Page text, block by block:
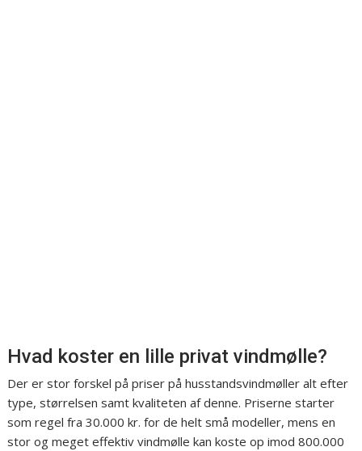
Hvad koster en lille privat vindmølle?
Der er stor forskel på priser på husstandsvindmøller alt efter
type, størrelsen samt kvaliteten af denne. Priserne starter
som regel fra 30.000 kr. for de helt små modeller, mens en
stor og meget effektiv vindmølle kan koste op imod 800.000